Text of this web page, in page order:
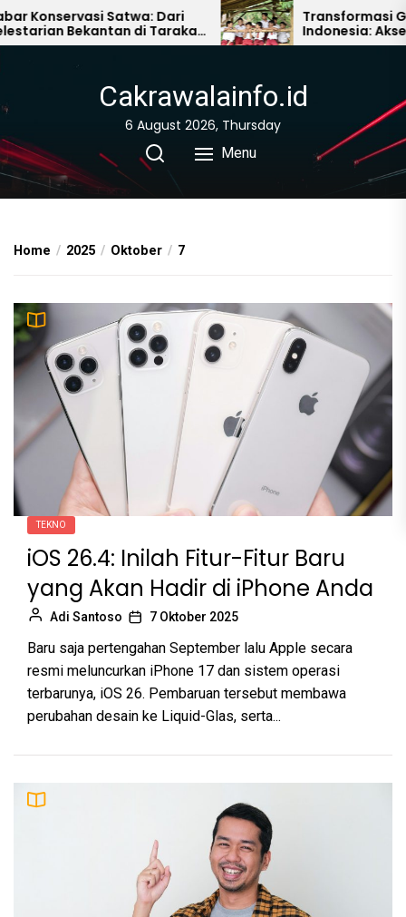
Skip
to
Satwa: Dari
Bekantan di Tarakan
Wajah Baru Kebun
Transformasi
Indonesia: Akses
Pelosok dan
Cakrawalainfo.id
6 August 2026, Thursday
Menu
Home 2025 Oktober 7
TEKNO
iOS 26.4: Inilah Fitur-Fitur Baru
yang Akan Hadir di iPhone Anda
Adi Santoso 7 Oktober 2025
Baru saja pertengahan September lalu Apple secara
resmi meluncurkan iPhone 17 dan sistem operasi
terbarunya, iOS 26. Pembaruan tersebut membawa
perubahan desain ke Liquid-Glas, serta...